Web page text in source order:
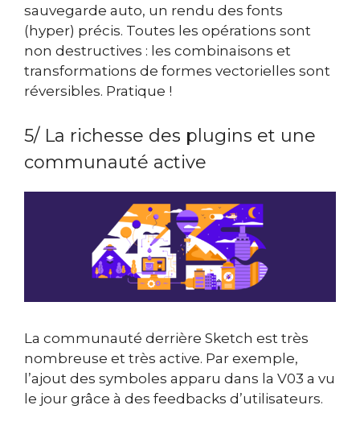
sauvegarde auto, un rendu des fonts
(hyper) précis. Toutes les opérations sont
non destructives : les combinaisons et
transformations de formes vectorielles sont
réversibles. Pratique !
5/ La richesse des plugins et une
communauté active
La communauté derrière Sketch est très
nombreuse et très active. Par exemple,
l’ajout des symboles apparu dans la V03 a vu
le jour grâce à des feedbacks d’utilisateurs.